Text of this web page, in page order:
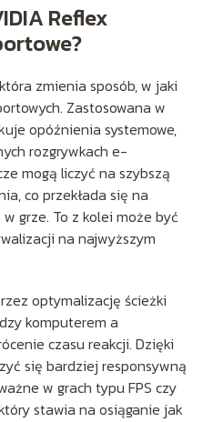
Reflex
zmienia sposób, w jaki
Zastosowana w
opóźnienia systemowe,
rozgrywkach e-
mogą liczyć na szybszą
co przekłada się na
grze. To z kolei może być
na najwyższym
optymalizację ścieżki
komputerem a
czasu reakcji. Dzięki
się bardziej responsywną
w grach typu FPS czy
stawia na osiąganie jak